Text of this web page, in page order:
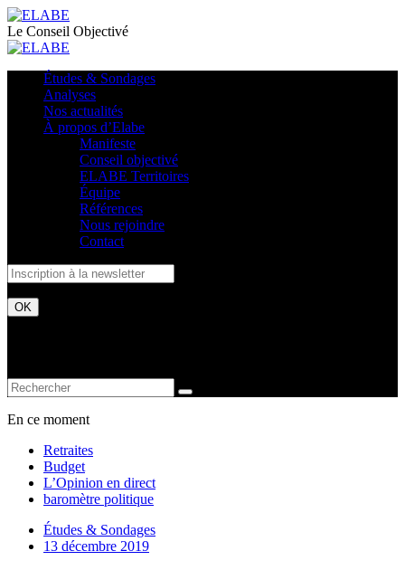
Le Conseil Objectivé
Études & Sondages
Analyses
Nos actualités
À propos d’Elabe
Manifeste
Conseil objectivé
ELABE Territoires
Équipe
Références
Nous rejoindre
Contact
En ce moment
Retraites
Budget
L’Opinion en direct
baromètre politique
Études & Sondages
13 décembre 2019